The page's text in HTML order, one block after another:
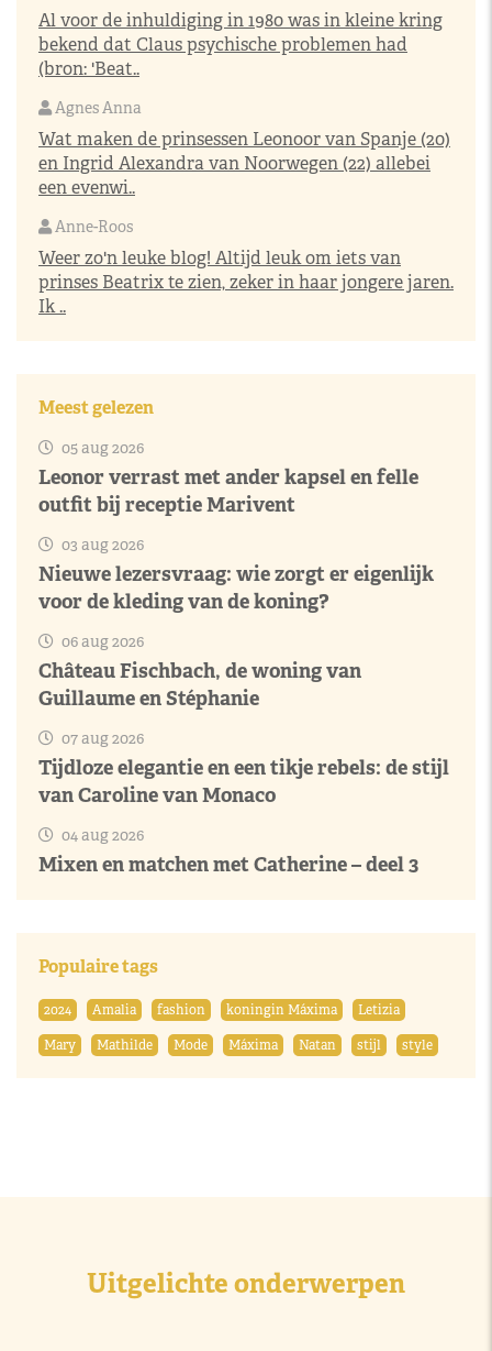
Al voor de inhuldiging in 1980 was in kleine kring
bekend dat Claus psychische problemen had
(bron: 'Beat..
Agnes Anna
Wat maken de prinsessen Leonoor van Spanje (20)
en Ingrid Alexandra van Noorwegen (22) allebei
een evenwi..
Anne-Roos
Weer zo'n leuke blog! Altijd leuk om iets van
prinses Beatrix te zien, zeker in haar jongere jaren.
Ik ..
Meest gelezen
05 aug 2026
Leonor verrast met ander kapsel en felle
outfit bij receptie Marivent
03 aug 2026
Nieuwe lezersvraag: wie zorgt er eigenlijk
voor de kleding van de koning?
06 aug 2026
Château Fischbach, de woning van
Guillaume en Stéphanie
07 aug 2026
Tijdloze elegantie en een tikje rebels: de stijl
van Caroline van Monaco
04 aug 2026
Mixen en matchen met Catherine – deel 3
Populaire tags
2024 Amalia fashion koningin Máxima
Letizia
Mary
Mathilde Mode Máxima Natan stijl style
Uitgelichte onderwerpen